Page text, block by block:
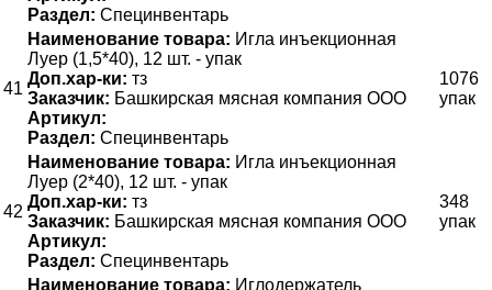
Раздел: Специнвентарь
41
Наименование товара: Игла инъекционная
Луер (1,5*40), 12 шт. - упак
Доп.хар-ки: тз
Заказчик: Башкирская мясная компания ООО
Артикул:
Раздел: Специнвентарь
1076
упак
42
Наименование товара: Игла инъекционная
Луер (2*40), 12 шт. - упак
Доп.хар-ки: тз
Заказчик: Башкирская мясная компания ООО
Артикул:
Раздел: Специнвентарь
348
упак
Наименование товара: Иглодержатель